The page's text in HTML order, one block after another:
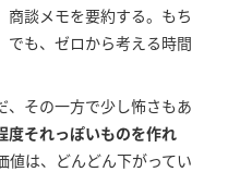
商談メモを要約する。もち
でも、ゼロから考える時間
、その一方で少し怖さもあ
度それっぽいものを作れ
値は、どんどん下がってい